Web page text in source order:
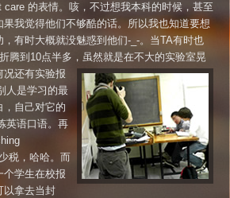
的表情。咳，不过想我本科的时候，甚至
我觉得他们不够酷的话。所以我也知道要想
有时大概就没魅惑到他们-_-。当TA有时也
腾到10点半多， 虽然就是在不大的实验室晃
况还有实验报
人是学习的最
，自己对它的
英语口语。再
税，哈哈。而
个学生在校报
以拿去当封